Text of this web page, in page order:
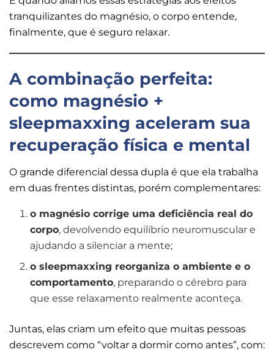
tranquilizantes do magnésio, o corpo entende,
finalmente, que é seguro relaxar.
A combinação perfeita:
como magnésio +
sleepmaxxing aceleram sua
recuperação física e mental
O grande diferencial dessa dupla é que ela trabalha
em duas frentes distintas, porém complementares:
o magnésio corrige uma deficiência real do
corpo, devolvendo equilíbrio neuromuscular e
ajudando a silenciar a mente;
o sleepmaxxing reorganiza o ambiente e o
comportamento, preparando o cérebro para
que esse relaxamento realmente aconteça.
Juntas, elas criam um efeito que muitas pessoas
descrevem como “voltar a dormir como antes”, com: